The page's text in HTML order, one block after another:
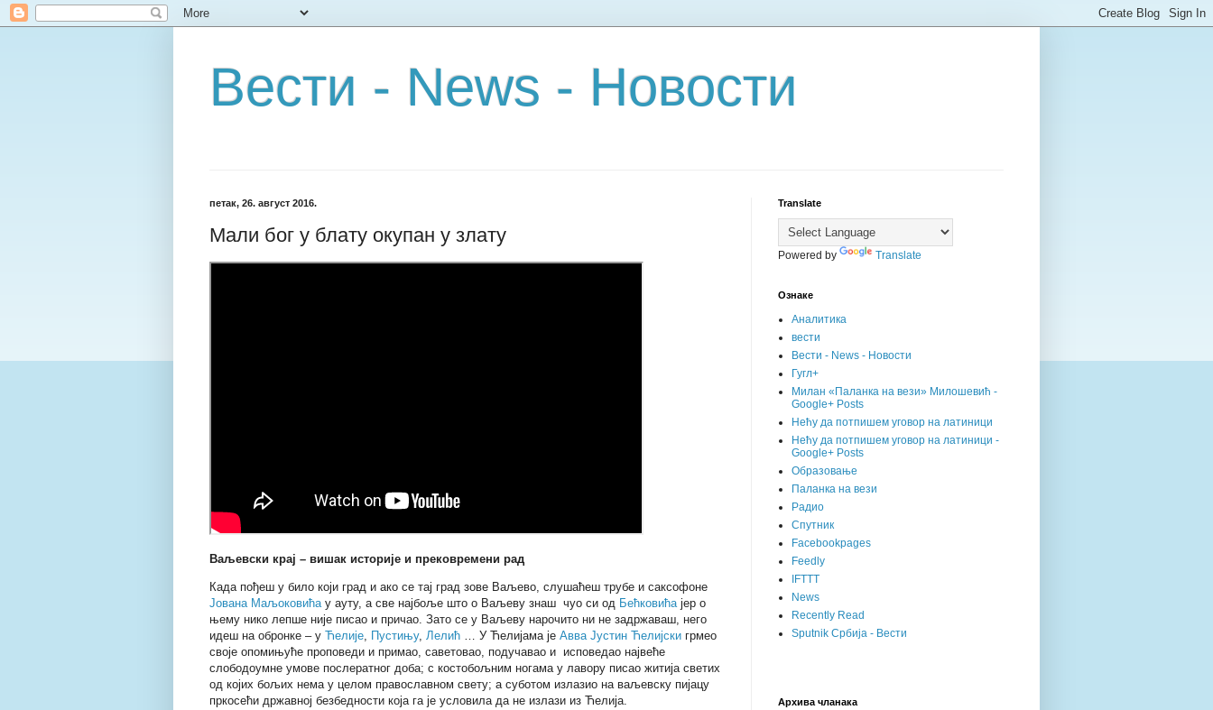
Вести - News - Новости
петак, 26. август 2016.
Мали бог у блату окупан у злату
Ваљевски крај – вишак историје и прековремени рад
Када пођеш у било који град и ако се тај град зове Ваљево, слушаћеш трубе и саксофоне
Јована Маљоковићау ауту, а све најбоље што о Ваљеву знаш чуо си од Бећковићајер о
њему нико лепше није писао и причао. Зато се у Ваљеву нарочито ни не задржаваш, него
идеш на обронке – у Ћелије, Пустињу, Лелић … У Ћелијама је Авва Јустин Ћелијски грмео
своје опомињуће проповеди и примао, саветовао, подучавао и исповедао највеће
слободоумне умове послератног доба; с костобољним ногама у лавору писао житија светих
од којих бољих нема у целом православном свету; а суботом излазио на ваљевску пијацу
пркосећи државној безбедности која га је условила да не излази из Ћелија.
Translate
Powered by Translate
Ознаке
Аналитика
вести
Вести - News - Новости
Гугл+
Милан «Паланка на вези» Милошевић -
Google+ Posts
Нећу да потпишем уговор на латиници
Нећу да потпишем уговор на латиници -
Google+ Posts
Образовање
Паланка на вези
Радио
Спутник
Facebookpages
Feedly
IFTTT
News
Recently Read
Sputnik Србија - Вести
Архива чланака